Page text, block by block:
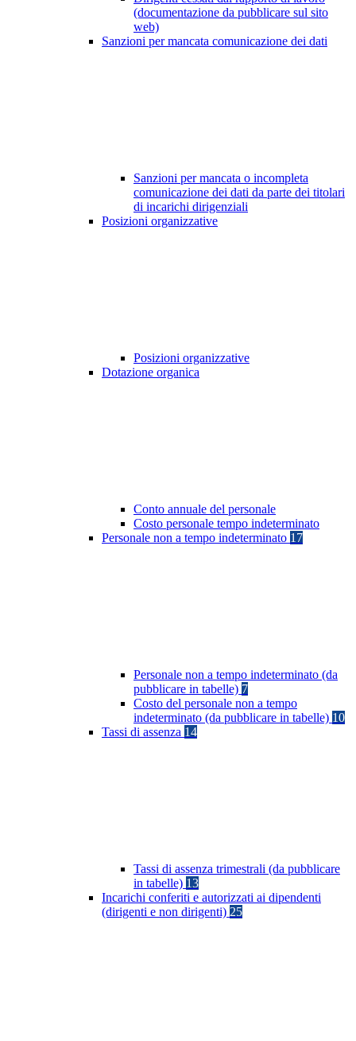
(documentazione da pubblicare sul sito
web)
Sanzioni per mancata comunicazione dei dati
Sanzioni per mancata o incompleta
comunicazione dei dati da parte dei titolari
di incarichi dirigenziali
Posizioni organizzative
Posizioni organizzative
Dotazione organica
Conto annuale del personale
Costo personale tempo indeterminato
Personale non a tempo indeterminato 17
Personale non a tempo indeterminato (da
pubblicare in tabelle) 7
Costo del personale non a tempo
indeterminato (da pubblicare in tabelle) 10
Tassi di assenza 14
Tassi di assenza trimestrali (da pubblicare
in tabelle) 13
Incarichi conferiti e autorizzati ai dipendenti
(dirigenti e non dirigenti) 25